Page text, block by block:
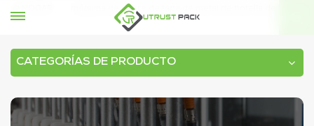
máquina de cierre de tapa de metal de botella de vidrio
CATEGORÍAS DE PRODUCTO